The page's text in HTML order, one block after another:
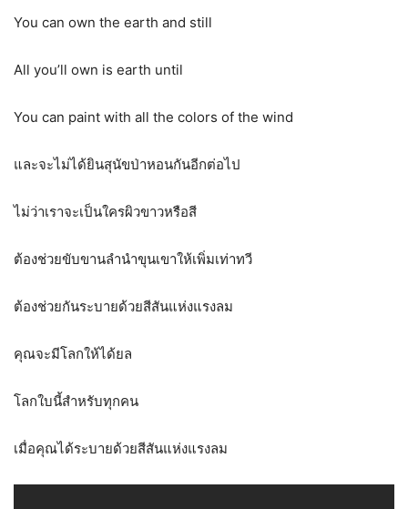
You can own the earth and still
All you’ll own is earth until
You can paint with all the colors of the wind
และจะไม่ได้ยินสุนัขป่าหอนกันอีกต่อไป
ไม่ว่าเราจะเป็นใครผิวขาวหรือสี
ต้องช่วยขับขานลำนำขุนเขาให้เพิ่มเท่าทวี
ต้องช่วยกันระบายด้วยสีสันแห่งแรงลม
คุณจะมีโลกให้ได้ยล
โลกใบนี้สำหรับทุกคน
เมื่อคุณได้ระบายด้วยสีสันแห่งแรงลม